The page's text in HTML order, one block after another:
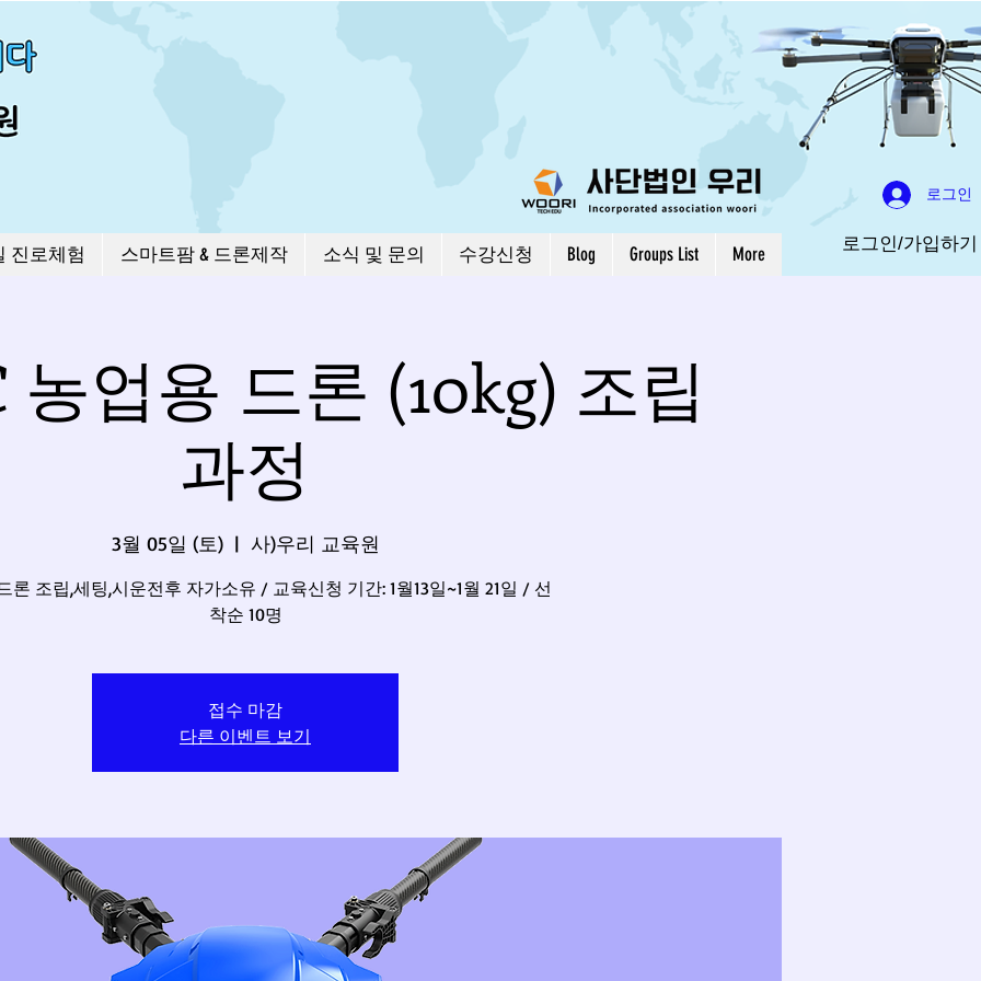
진로체험 스마트팜 & 드론제작 소식 및 문의 수강신청 Blog Groups List More
로그인
로그인/가입하기
농업용 드론 (10kg) 조립
과정
3월 05일 (토)
  |
사)우리 교육원
론 조립,세팅,시운전후 자가소유 / 교육신청 기간: 1월13일~1월 21일 / 선
접수 마감
다른 이벤트 보기